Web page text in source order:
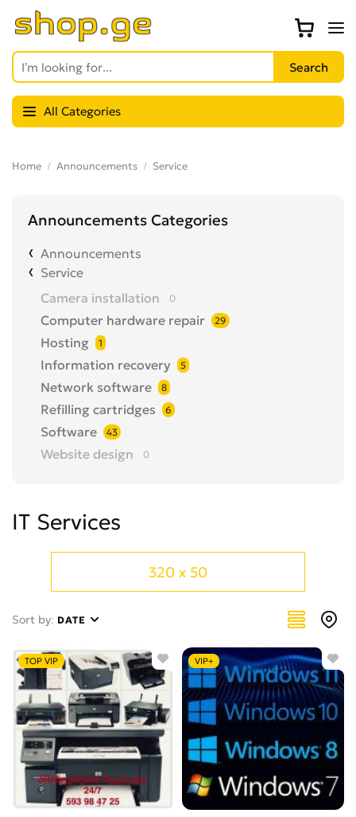
All Categories
Home Announcements Service
Announcements Categories
Announcements
Service
Camera installation
0
Computer hardware repair 29
Hosting 1
Information recovery 5
Network software 8
Refilling cartridges 6
Software 43
Website design 0
IT Services
320 x 50
Sort by: DATE
TOP VIP VIP+